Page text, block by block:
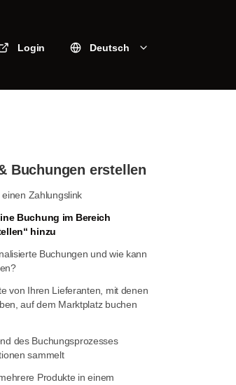
Login Deutsch
Buchungen erstellen
Zahlungslink
Buchung im Bereich
hinzu
Buchungen und wie kann
von Ihren Lieferanten, mit denen
auf dem Marktplatz buchen
des Buchungsprozesses
sammelt
Produkte in einem